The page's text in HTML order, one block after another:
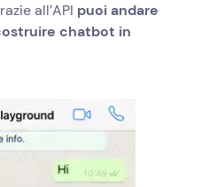
all’API puoi andare
chatbot in